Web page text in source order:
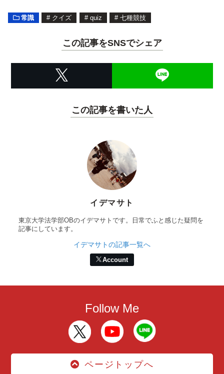
常識 # クイズ # quiz # 七種競技
この記事をSNSでシェア
この記事を書いた人
イデマサト
東京大学法学部OBのイデマサトです。日常でふと感じた疑問を
記事にしています。
イデマサトの記事一覧へ
Account
Follow Me
ページトップへ